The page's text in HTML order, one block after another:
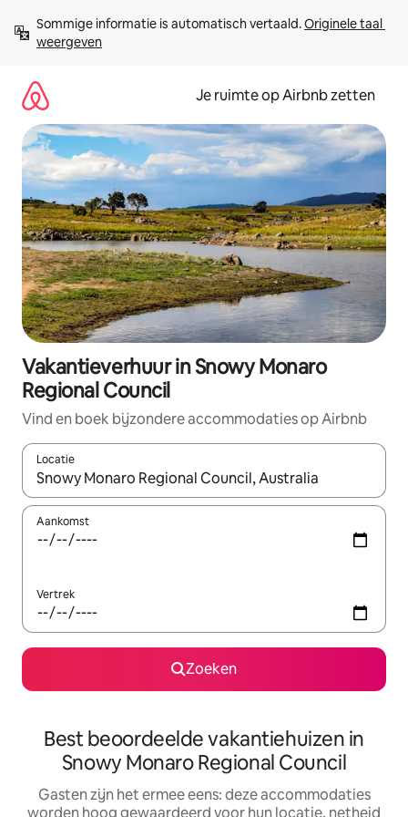
direct
naar
Sommige informatie is automatisch vertaald. Originele taal
weergeven
Je ruimte op Airbnb zetten
Vakantieverhuur in Snowy Monaro
Regional Council
Vind en boek bijzondere accommodaties op Airbnb
Locatie
Wanneer er suggesties beschikbaar zijn, maak je een keuze
Aankomst
Vertrek
Zoeken
Best beoordeelde vakantiehuizen in
Snowy Monaro Regional Council
Gasten zijn het ermee eens: deze accommodaties
worden hoog gewaardeerd voor hun locatie, netheid